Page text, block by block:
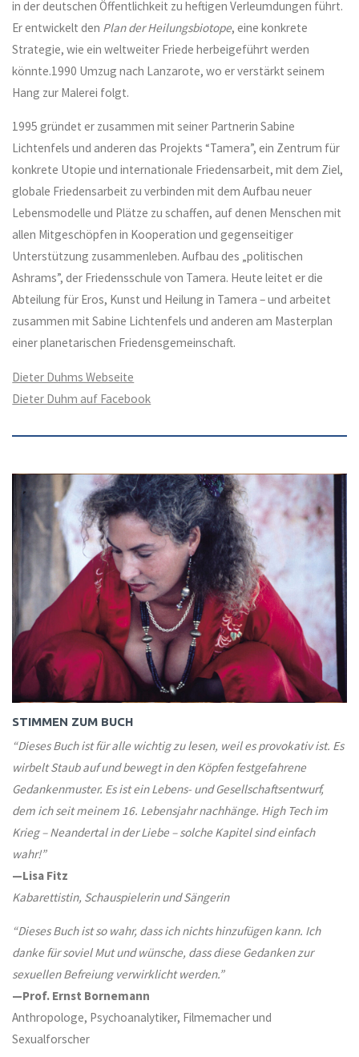
in der deutschen Öffentlichkeit zu heftigen Verleumdungen führt.
Er entwickelt den Plan der Heilungsbiotope, eine konkrete
Strategie, wie ein weltweiter Friede herbeigeführt werden
könnte.1990 Umzug nach Lanzarote, wo er verstärkt seinem
Hang zur Malerei folgt.
1995 gründet er zusammen mit seiner Partnerin Sabine
Lichtenfels und anderen das Projekts “Tamera”, ein Zentrum für
konkrete Utopie und internationale Friedensarbeit, mit dem Ziel,
globale Friedensarbeit zu verbinden mit dem Aufbau neuer
Lebensmodelle und Plätze zu schaffen, auf denen Menschen mit
allen Mitgeschöpfen in Kooperation und gegenseitiger
Unterstützung zusammenleben. Aufbau des „politischen
Ashrams”, der Friedensschule von Tamera. Heute leitet er die
Abteilung für Eros, Kunst und Heilung in Tamera – und arbeitet
zusammen mit Sabine Lichtenfels und anderen am Masterplan
einer planetarischen Friedensgemeinschaft.
Dieter Duhms Webseite
Dieter Duhm auf Facebook
STIMMEN ZUM BUCH
“Dieses Buch ist für alle wichtig zu lesen, weil es provokativ ist. Es
wirbelt Staub auf und bewegt in den Köpfen festgefahrene
Gedankenmuster. Es ist ein Lebens- und Gesellschaftsentwurf,
dem ich seit meinem 16. Lebensjahr nachhänge. High Tech im
Krieg – Neandertal in der Liebe – solche Kapitel sind einfach
wahr!”
—Lisa Fitz
Kabarettistin, Schauspielerin und Sängerin
“Dieses Buch ist so wahr, dass ich nichts hinzufügen kann. Ich
danke für soviel Mut und wünsche, dass diese Gedanken zur
sexuellen Befreiung verwirklicht werden.”
—Prof. Ernst Bornemann
Anthropologe, Psychoanalytiker, Filmemacher und
Sexualforscher